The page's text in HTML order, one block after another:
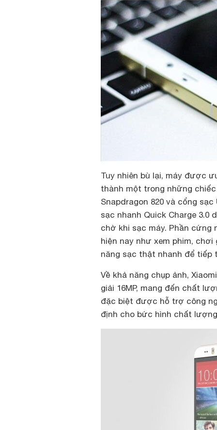
Tuy nhiên bù lại, máy được
thành một trong những
Snapdragon 820 và cổng
sạc nhanh Quick Charge 3.0
chờ khi sạc máy. Phần cứng
hiện nay như xem phim, chơi
năng sạc thật nhanh để
Về khả năng chụp ảnh,
giải 16MP, mang đến chất
đặc biệt được hỗ trợ công
định cho bức hình chất